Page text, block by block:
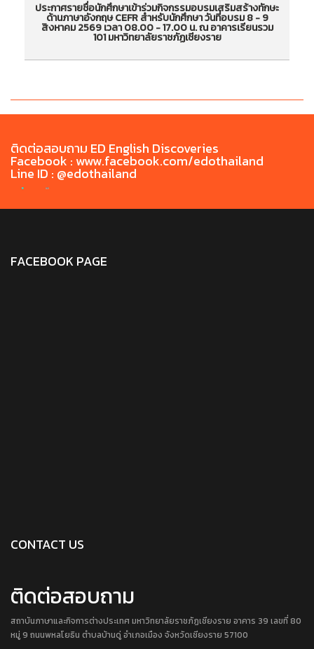
ประกาศรายชื่อนักศึกษาเข้าร่วมกิจกรรมอบรมเสริม
สร้างทักษะด้านภาษาอังกฤษ CEFR สำหรับนักศึกษา
วันที่อบรม 8 - 9 สิงหาคม 2569 เวลา 08.00 -
ประกาศรายชื่อนักศึกษาเข้าร่วมกิจกรรมอบรมเสริมสร้างทักษะ
ด้านภาษาอังกฤษ CEFR สำหรับนักศึกษา วันที่อบรม 8 - 9
สิงหาคม 2569 เวลา 08.00 - 17.00 น. ณ อาคารเรียนรวม
101 มหาวิทยาลัยราชภัฏเชียงราย
ติดต่อสอบถาม ED English Discoveries
Facebook : www.facebook.com/edothailand
Line ID : @edothailand
FACEBOOK PAGE
CONTACT US
ติดต่อสอบถาม
สถาบันภาษาและกิจการต่างประเทศ มหาวิทยาลัยราชภัฏเชียงราย อาคาร 39 เลขที่ 80
หมู่ 9 ถนนพหลโยธิน ตำบลบ้านดู่ อำเภอเมือง จังหวัดเชียงราย 57100